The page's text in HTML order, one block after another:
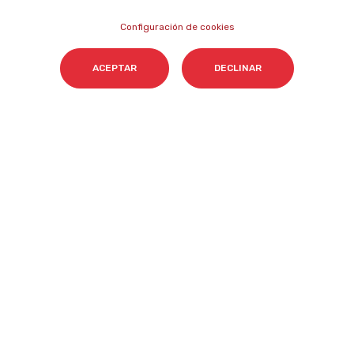
Configuración de cookies
ACEPTAR DECLINAR
NEWSLETTER SOBRE IA
*